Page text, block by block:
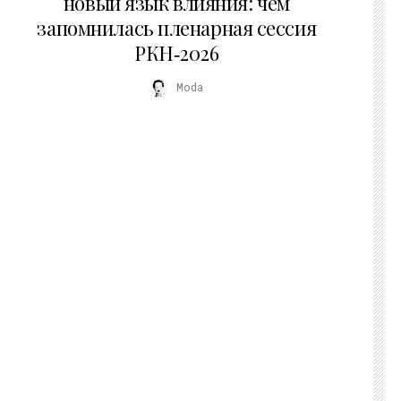
запомнилась пленарная сессия
РКН‑2026
Moda